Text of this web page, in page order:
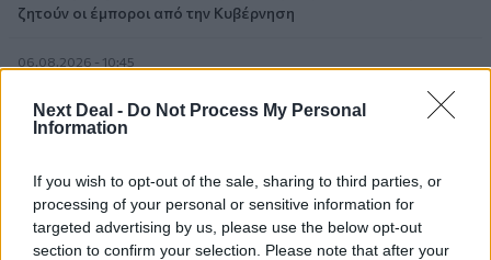
Next Deal - Do Not Process My Personal
Information
If you wish to opt-out of the sale, sharing to third parties, or
processing of your personal or sensitive information for
targeted advertising by us, please use the below opt-out
section to confirm your selection. Please note that after your
ζητούν οι έμποροι από την Κυβέρνηση
06.08.2026 - 10:45
ενεργειακή κρίση;
Στέλιος Λιανός – INTERAMERICAN / Αθηναϊκή Γενική Κλινική
06.08.2026 - 08:40
Η γαλλική «ψήφος» στο «καλώδιο» και τα συμφέροντα, οι